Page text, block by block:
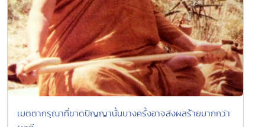
เมตตากรุณาที่ขาดปัญญานั้นบางครั้งอาจส่งผลร้ายมากกว่า